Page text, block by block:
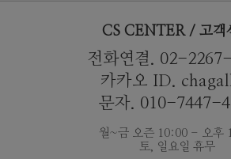
CS CENTER / 고객
전화연결. 02-
카카오 ID.
문자. 010-7447-
월~금 오즌 10:00 - 오후
토, 일요일 휴무